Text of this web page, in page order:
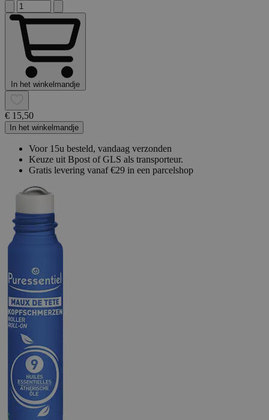
In het winkelmandje
€ 15,50
In het winkelmandje
Voor 15u besteld, vandaag verzonden
Keuze uit Bpost of GLS als transporteur.
Gratis levering vanaf €29 in een parcelshop